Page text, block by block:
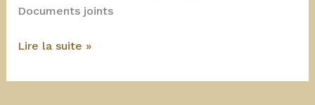
Documents joints
ONF
Forêts
Lire la suite »